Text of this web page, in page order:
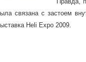
связана с застоем
Heli Expo 2009.